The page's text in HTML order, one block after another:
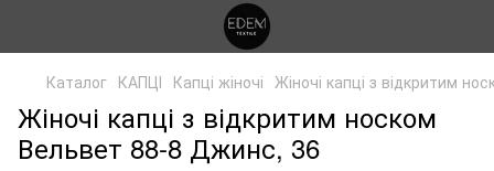
Каталог КАПЦІ Капці жіночі Жіночі капці з відкритим
Жіночі капці з відкритим носком
Вельвет 88-8 Джинс, 36